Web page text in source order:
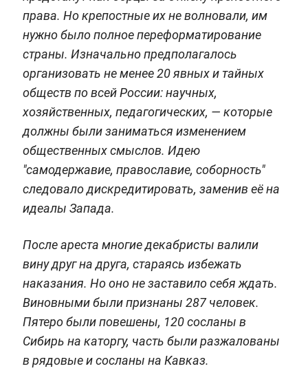
права. Но крепостные их не волновали, им
нужно было полное переформатирование
страны. Изначально предполагалось
организовать не менее 20 явных и тайных
обществ по всей России: научных,
хозяйственных, педагогических, — которые
должны были заниматься изменением
общественных смыслов. Идею
"самодержавие, православие, соборность"
следовало дискредитировать, заменив её на
идеалы Запада.
После ареста многие декабристы валили
вину друг на друга, стараясь избежать
наказания. Но оно не заставило себя ждать.
Виновными были признаны 287 человек.
Пятеро были повешены, 120 сосланы в
Сибирь на каторгу, часть были разжалованы
в рядовые и сосланы на Кавказ.